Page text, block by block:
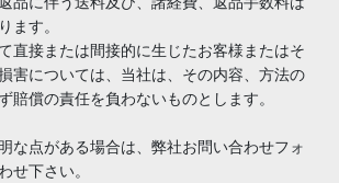
す。
直接または間接的に生じたお客様またはそ
害については、当社は、その内容、方法の
償の責任を負わないものとします。
な点がある場合は、弊社お問い合わせフォ
せ下さい。